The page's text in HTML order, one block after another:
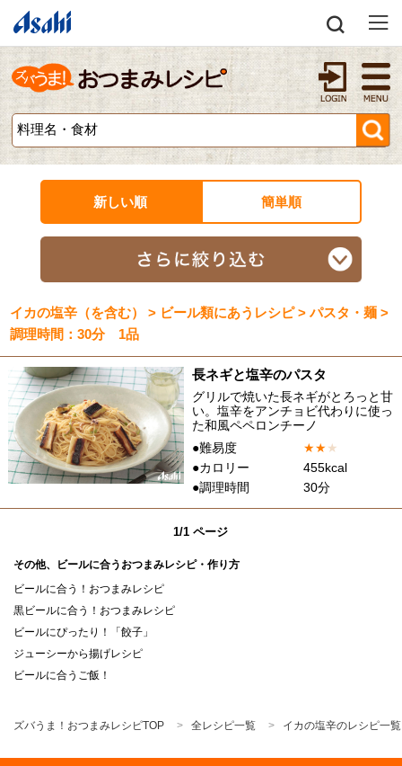
新しい順 簡単順
イカの塩辛（を含む） > ビール類にあうレシピ > パスタ・麺 >
調理時間：30分 1品
長ネギと塩辛のパスタ
グリルで焼いた長ネギがとろっと甘
い。塩辛をアンチョビ代わりに使っ
た和風ペペロンチーノ
●難易度
★★★
●カロリー
455kcal
●調理時間
30分
1/1 ページ
その他、ビールに合うおつまみレシピ・作り方
ビールに合う！おつまみレシピ
黒ビールに合う！おつまみレシピ
ビールにぴったり！「餃子」
ジューシーから揚げレシピ
ビールに合うご飯！
ズバうま！おつまみレシピTOP 全レシピ一覧 イカの塩辛のレシピ一覧